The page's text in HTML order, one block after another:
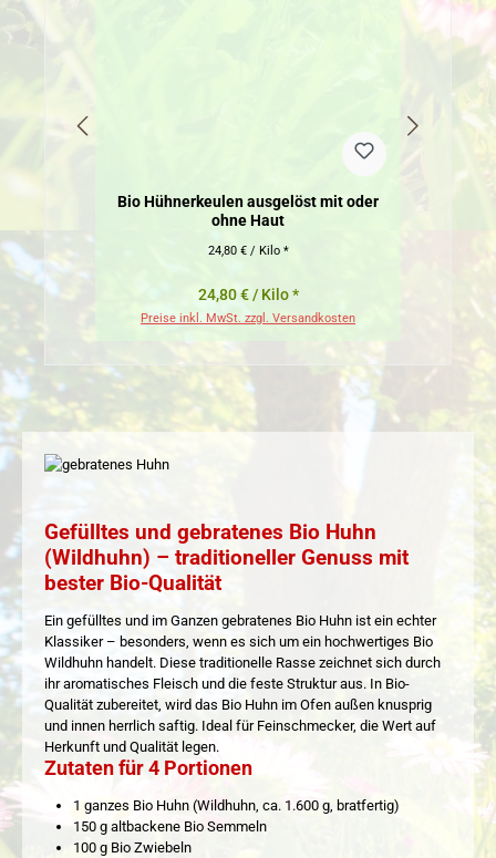
Bio Hühnerkeulen ausgelöst mit oder
ohne Haut
24,80 € / Kilo *
24,80 € / Kilo *
Preise inkl. MwSt. zzgl. Versandkosten
Gefülltes und gebratenes Bio Huhn
(Wildhuhn) – traditioneller Genuss mit
bester Bio-Qualität
Ein gefülltes und im Ganzen gebratenes Bio Huhn ist ein echter
Klassiker – besonders, wenn es sich um ein hochwertiges Bio
Wildhuhn handelt. Diese traditionelle Rasse zeichnet sich durch
ihr aromatisches Fleisch und die feste Struktur aus. In Bio-
Qualität zubereitet, wird das Bio Huhn im Ofen außen knusprig
und innen herrlich saftig. Ideal für Feinschmecker, die Wert auf
Herkunft und Qualität legen.
Zutaten für 4 Portionen
1 ganzes Bio Huhn (Wildhuhn, ca. 1.600 g, bratfertig)
150 g altbackene Bio Semmeln
100 g Bio Zwiebeln